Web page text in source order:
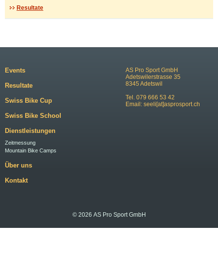
Resultate
AS Pro Sport GmbH
Adetswilerstrasse 35
8345 Adetswil
Tel. 079 666 53 42
Email: seeli[at]asprosport.ch
Events
Resultate
Swiss Bike Cup
Swiss Bike School
Dienstleistungen
Zeitmessung
Mountain Bike Camps
Über uns
Kontakt
© 2026 AS Pro Sport GmbH